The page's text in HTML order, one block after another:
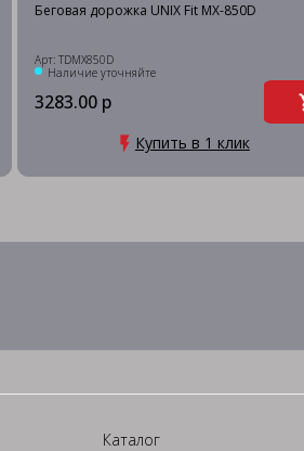
Беговая дорожка UNIX Fit MX-850D
Арт: TDMX850D
Наличие уточняйте
3283.00 р
Купить в 1 клик
Каталог